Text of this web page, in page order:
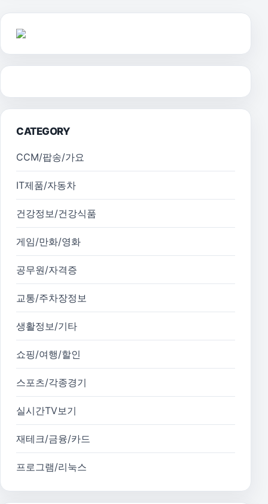
CATEGORY
CCM/팝송/가요
IT제품/자동차
건강정보/건강식품
게임/만화/영화
공무원/자격증
교통/주차장정보
생활정보/기타
쇼핑/여행/할인
스포츠/각종경기
실시간TV보기
재테크/금융/카드
프로그램/리눅스